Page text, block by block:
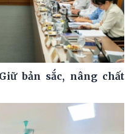
bản sắc, nâng chất